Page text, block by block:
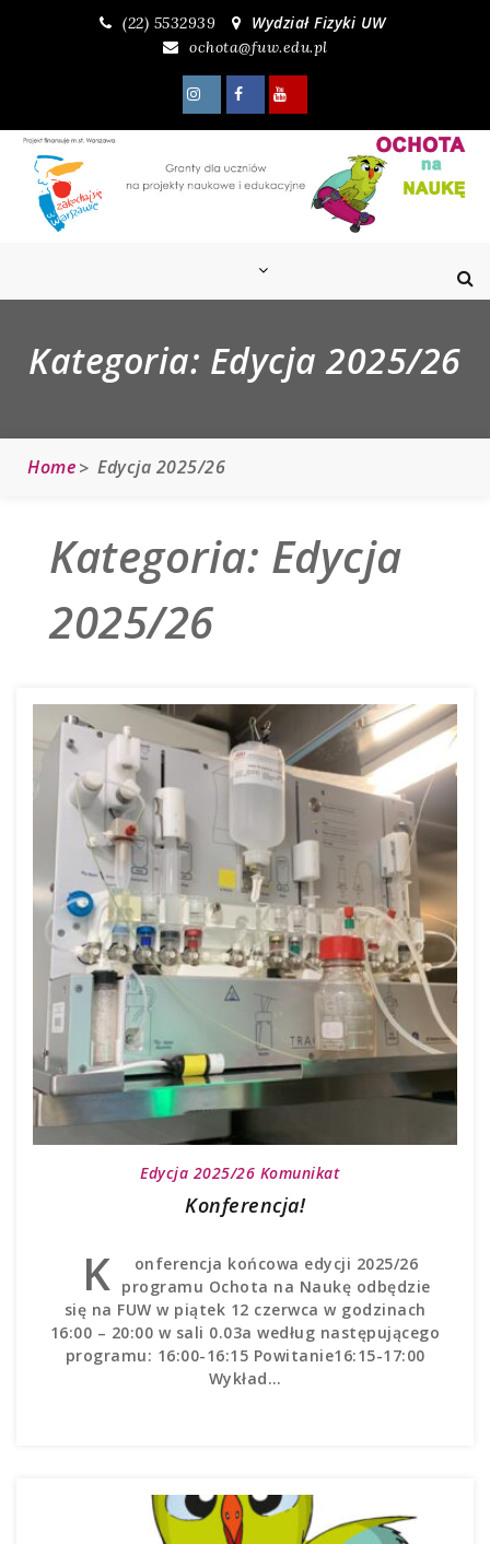
(22) 5532939 Wydział Fizyki UW
ochota@fuw.edu.pl
Kategoria: Edycja 2025/26
Home Edycja 2025/26
Kategoria: Edycja
2025/26
Edycja 2025/26 Komunikat
Konferencja!
K
onferencja końcowa edycji 2025/26
programu Ochota na Naukę odbędzie
się na FUW w piątek 12 czerwca w godzinach
16:00 – 20:00 w sali 0.03a według następującego
programu: 16:00-16:15 Powitanie16:15-17:00
Wykład…